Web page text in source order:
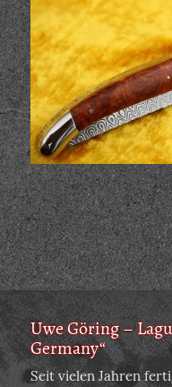
Uwe Göring –
Germany“
Seit vielen Jahren